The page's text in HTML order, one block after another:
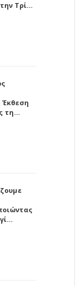
Τρί…
Έκθεση
τη…